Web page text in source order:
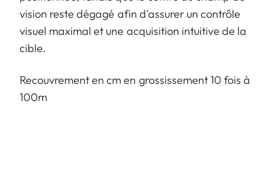
vision reste dégagé afin d'assurer un contrôle
visuel maximal et une acquisition intuitive de la
cible.
Recouvrement en cm en grossissement 10 fois à
100m